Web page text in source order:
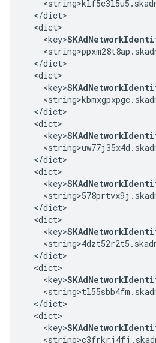
  </dict>
  <dict>
    <key>
  </dict>
  <dict>
    <key>
  </dict>
  <dict>
    <key>
  </dict>
  <dict>
    <key>
  </dict>
  <dict>
    <key>
  </dict>
  <dict>
    <key>
  </dict>
  <dict>
    <key>